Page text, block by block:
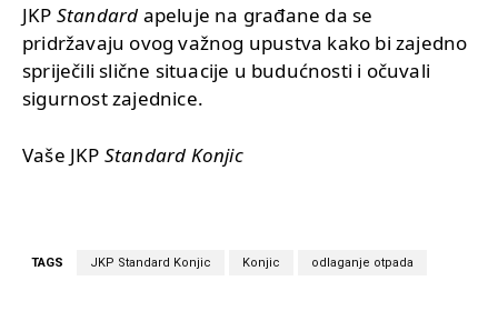
JKP Standard apeluje na građane da se
pridržavaju ovog važnog upustva kako bi zajedno
spriječili slične situacije u budućnosti i očuvali
sigurnost zajednice.
Vaše JKP Standard Konjic
TAGS JKP Standard Konjic Konjic odlaganje otpada